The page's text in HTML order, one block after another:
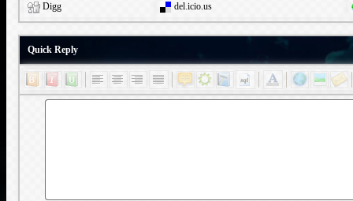
Digg del.icio.us
Quick Reply